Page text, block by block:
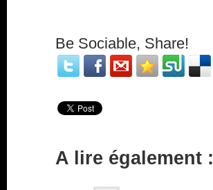
Be Sociable, Share!
A lire également :